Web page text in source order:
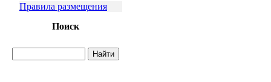
Правила размещения
Поиск